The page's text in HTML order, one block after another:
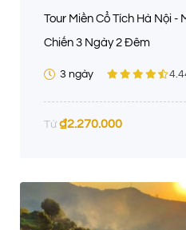
Tour Miền Cổ Tích Hà Nội -
Chiến 3 Ngày 2 Đêm
3 ngày
Từ ₫2.270.000